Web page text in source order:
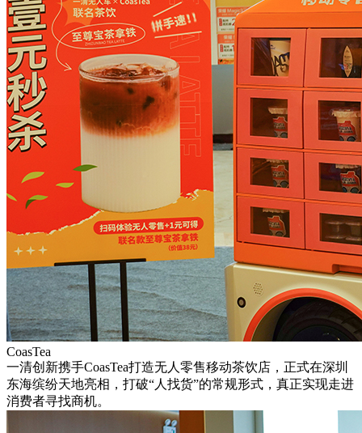
CoasTea
一清创新携手CoasTea打造无人零售移动茶饮店，正式在深圳
东海缤纷天地亮相，打破“人找货”的常规形式，真正实现走进
消费者寻找商机。